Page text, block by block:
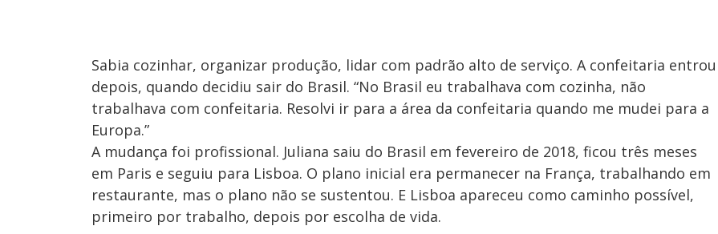
Sabia cozinhar, organizar produção, lidar com padrão alto de serviço. A confeitaria entrou
depois, quando decidiu sair do Brasil. “No Brasil eu trabalhava com cozinha, não
trabalhava com confeitaria. Resolvi ir para a área da confeitaria quando me mudei para a
Europa.”
A mudança foi profissional. Juliana saiu do Brasil em fevereiro de 2018, ficou três meses
em Paris e seguiu para Lisboa. O plano inicial era permanecer na França, trabalhando em
restaurante, mas o plano não se sustentou. E Lisboa apareceu como caminho possível,
primeiro por trabalho, depois por escolha de vida.